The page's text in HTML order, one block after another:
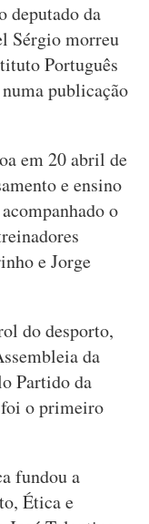
deputado da
Sérgio morreu
Português
publicação
em 20 abril de
e ensino
o
e Jorge
do desporto,
da
Partido da
o primeiro
fundou a
Ética e